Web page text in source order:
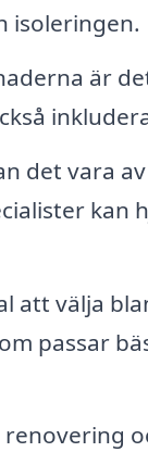
isoleringen.
är
det vara
kan
att välja
passar